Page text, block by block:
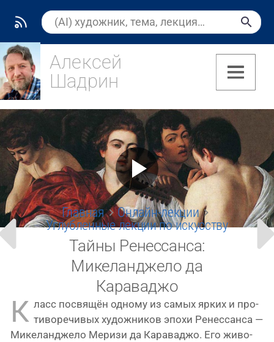
Алексей
Шадрин
Главная
Онлайн-лекции
Углубленные лекции по искусству
Тайны Ренессанса:
Микеланджело да
Караваджо
К ласс посвя­щён одно­му из самых ярких и про­
ти­во­ре­чи­вых худож­ни­ков эпо­хи Ренессанса —
Микеланджело Меризи да Караваджо. Его живо­